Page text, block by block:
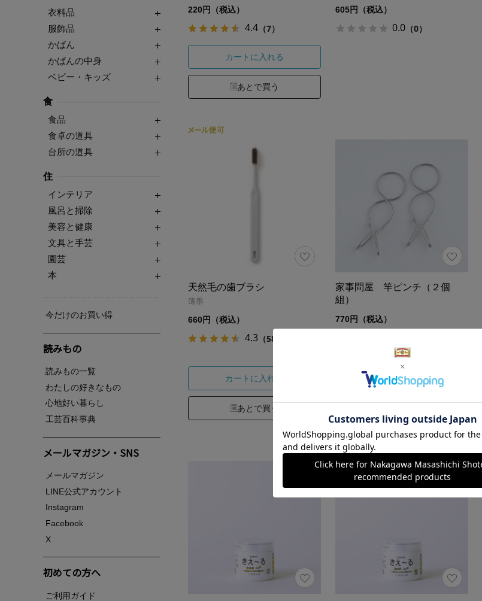
衣料品
服飾品
かばん
かばんの中身
ベビー・キッズ
食
食品
食卓の道具
台所の道具
住
インテリア
風呂と掃除
美容と健康
文具と手芸
園芸
本
今だけのお買い得
読みもの
読みもの一覧
わたしの好きなもの
心地好い暮らし
工芸百科事典
メールマガジン・SNS
メールマガジン
LINE公式アカウント
Instagram
Facebook
X
初めての方へ
ご利用ガイド
220円（税込）
4.4 （7）
カートに入れる
あとで買う
605円（税込）
0.0 （0）
天然毛の歯ブラシ
薄墨
660円（税込）
4.3 （58）
カートに入れる
あとで買う
家事問屋 竿ピンチ（２個
組）
770円（税込）
カートに入れる